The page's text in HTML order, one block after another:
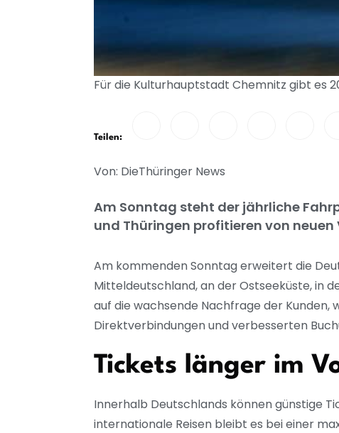
Für die Kulturhauptstadt Chemnitz gibt es
Teilen:
Von: DieThüringer News
Am Sonntag steht der jährliche
und Thüringen profitieren von
Am kommenden Sonntag erweitert die
Mitteldeutschland, an der Ostseeküste, in
auf die wachsende Nachfrage der
Direktverbindungen und verbesserten
Tickets länger im
Innerhalb Deutschlands können günstige
internationale Reisen bleibt es bei einer